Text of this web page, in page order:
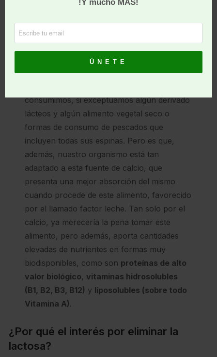
De todos los nutrientes, podemos resaltar el
como el nutriente más relevante de la
leche, en primer lugar, porque su aporte es
consumimos, si exceptuamos algún derivado
lácteos y algún alimento vegetal seco o
formas de consumo de pescados que
incluyen todas sus espinas. Pero es que,
además, nuestro organismo está tan
adaptado a esta fuente de calcio, que
presenta una mejor absorción del mismo
cuando procede de este alimento, favorecido
por el llamado factor leche. Tan solo por el
calcio, ya merecería la pena tomar este
alimento, pero además, aporta cantidades
elevadas de nutrientes en formas muy
biodisponibles, como son proteínas de alto
valor biológico, vitaminas hidrosolubles
(B1, B2, B3, B12) y liposolubles (sobre todo
Vitamina A).
¿Por qué el interés por eliminar la
lactosa?